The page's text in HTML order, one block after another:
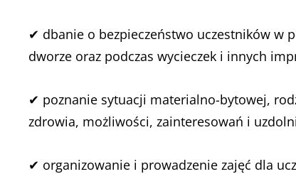
✔ dbanie o bezpieczeństwo uczestników w
dworze oraz podczas wycieczek i innych
✔ poznanie sytuacji materialno-bytowej,
zdrowia, możliwości, zainteresowań i
✔ organizowanie i prowadzenie zajęć dla